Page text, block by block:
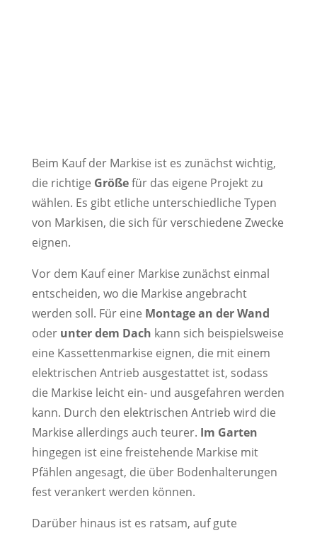
Beim Kauf der Markise ist es zunächst wichtig,
die richtige Größefür das eigene Projekt zu
wählen. Es gibt etliche unterschiedliche Typen
von Markisen, die sich für verschiedene Zwecke
eignen.
Vor dem Kauf einer Markise zunächst einmal
entscheiden, wo die Markise angebracht
werden soll. Für eine Montage an der Wand
oderunter dem Dach kann sich beispielsweise
eine Kassettenmarkise eignen, die mit einem
elektrischen Antrieb ausgestattet ist, sodass
die Markise leicht ein- und ausgefahren werden
kann. Durch den elektrischen Antrieb wird die
Markise allerdings auch teurer. Im Garten
hingegen ist eine freistehende Markise mit
Pfählen angesagt, die über Bodenhalterungen
fest verankert werden können.
Darüber hinaus ist es ratsam, auf gute